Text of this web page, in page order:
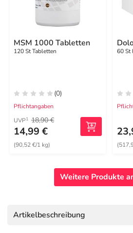
MSM 1000 Tabletten
120 St Tabletten
(0)
Pflichtangaben
UVP1 18,90 €
14,99 €
(90,52 €/1 kg)
60 St
Weitere Produkte
Artikelbeschreibung